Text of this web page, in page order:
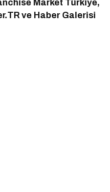
Market Türkiye,
ve Haber Galerisi